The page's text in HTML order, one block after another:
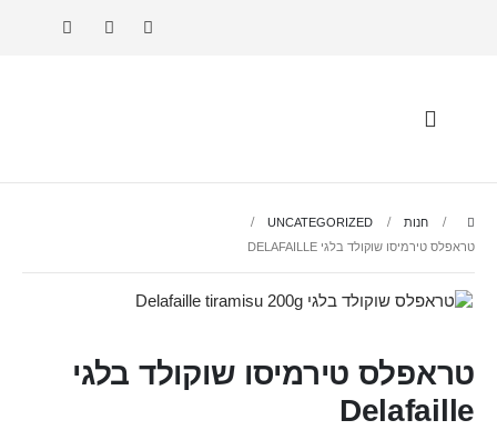
חנות
UNCATEGORIZED
טראפלס טירמיסו שוקולד בלגי DELAFAILLE
טראפלס טירמיסו שוקולד בלגי
Delafaille